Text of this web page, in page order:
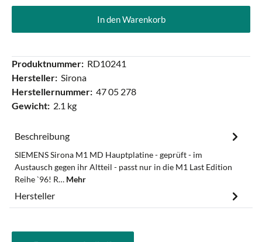
In den Warenkorb
Produktnummer: RD10241
Hersteller: Sirona
Herstellernummer: 47 05 278
Gewicht: 2.1 kg
Beschreibung
SIEMENS Sirona M1 MD Hauptplatine - geprüft - im
Austausch gegen ihr Altteil - passt nur in die M1 Last Edition
Reihe `96! R… Mehr
Hersteller